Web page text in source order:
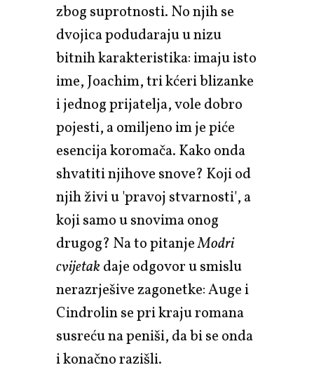
zbog suprotnosti. No njih se
dvojica podudaraju u nizu
bitnih karakteristika: imaju isto
ime, Joachim, tri kćeri blizanke
i jednog prijatelja, vole dobro
pojesti, a omiljeno im je piće
esencija koromača. Kako onda
shvatiti njihove snove? Koji od
njih živi u 'pravoj stvarnosti', a
koji samo u snovima onog
drugog? Na to pitanjeModri
cvijetak daje odgovor u smislu
nerazrješive zagonetke: Auge i
Cindrolin se pri kraju romana
susreću na peniši, da bi se onda
i konačno razišli.